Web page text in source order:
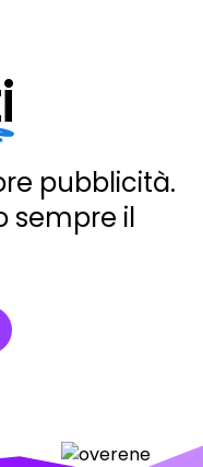
pubblicità.
sempre il